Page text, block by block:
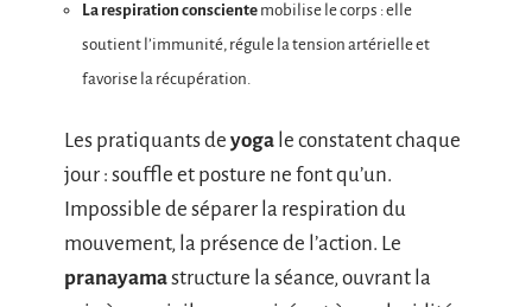
La respiration consciente mobilise le corps : elle
soutient l’immunité, régule la tension artérielle et
favorise la récupération.
Les pratiquants de yoga le constatent chaque
jour : souffle et posture ne font qu’un.
Impossible de séparer la respiration du
mouvement, la présence de l’action. Le
pranayamastructure la séance, ouvrant la